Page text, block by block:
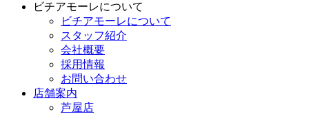
ビチアモーレについて
ビチアモーレについて
スタッフ紹介
会社概要
採用情報
お問い合わせ
店舗案内
芦屋店